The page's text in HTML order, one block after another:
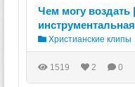
Чем могу воздать
Христианские клипы
1519 2 0